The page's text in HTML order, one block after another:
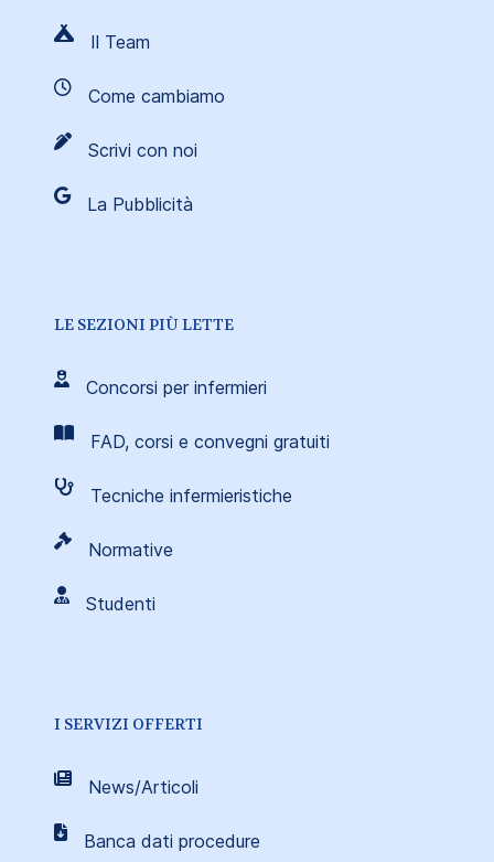
Il Team
Come cambiamo
Scrivi con noi
La Pubblicità
LE SEZIONI PIÙ LETTE
Concorsi per infermieri
FAD, corsi e convegni gratuiti
Tecniche infermieristiche
Normative
Studenti
I SERVIZI OFFERTI
News/Articoli
Banca dati procedure